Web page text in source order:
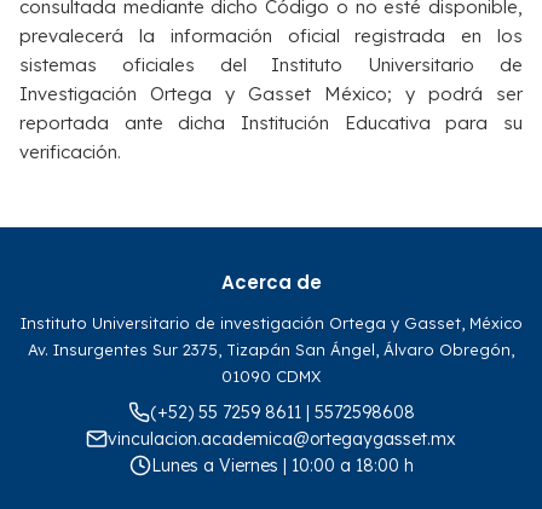
consultada mediante dicho Código o no esté disponible,
prevalecerá la información oficial registrada en los
sistemas oficiales del Instituto Universitario de
Investigación Ortega y Gasset México; y podrá ser
reportada ante dicha Institución Educativa para su
verificación.
Acerca de
Instituto Universitario de investigación Ortega y Gasset, México
Av. Insurgentes Sur 2375, Tizapán San Ángel, Álvaro Obregón,
01090 CDMX
(+52) 55 7259 8611 | 5572598608
vinculacion.academica@ortegaygasset.mx
Lunes a Viernes | 10:00 a 18:00 h